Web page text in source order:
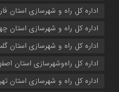
اداره كل راه و شهرسازي استان
اداره كل راه و شهرسازي استان
اداره كل راه و شهرسازي استان
اداره كل راه‌و‌شهرسازي استان
اداره کل راه و شهرسازی استان